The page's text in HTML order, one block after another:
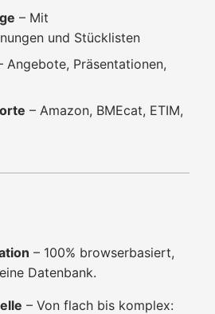
– Mit
und Stücklisten
Angebote, Präsentationen,
– Amazon, BMEcat, ETIM,
– 100% browserbasiert,
Datenbank.
– Von flach bis komplex: